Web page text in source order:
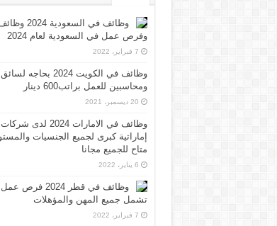
وظائف في
وفرص عمل في السعودية لعام 2024
7 فبراير، 2022
وظائف في الكويت
ومحاسبين للعمل براتب600 دينار
20 ديسمبر، 2021
وظائف في الامارات
إماراتية كبرى لجميع الجنسيات
متاح للجميع مجانا
6 يناير، 2022
تشمل جميع المهن والمؤهلات
7 فبراير، 2022